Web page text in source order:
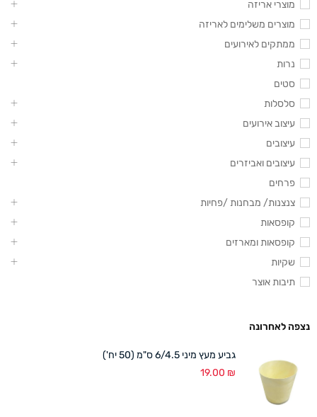
מוצרי אריזה
מוצרים משלימים לאריזה
ממתקים לאירועים
נרות
סטים
סלסלות
עיצוב אירועים
עיצובים
עיצובים ואביזרים
פרחים
צנצנות/ מבחנות /פחיות
קופסאות
קופסאות ומארזים
שקיות
תיבות אוצר
נצפה לאחרונה
גביע מעץ מיני 6/4.5 ס"מ (50 יח')
19.00 ₪